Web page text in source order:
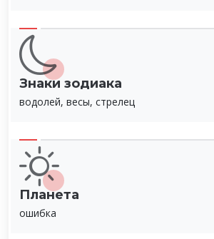
Знаки зодиака
водолей, весы, стрелец
Планета
ошибка